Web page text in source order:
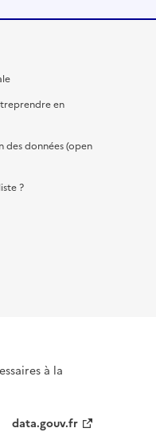
en
des données (open
?
à la
data.gouv.fr